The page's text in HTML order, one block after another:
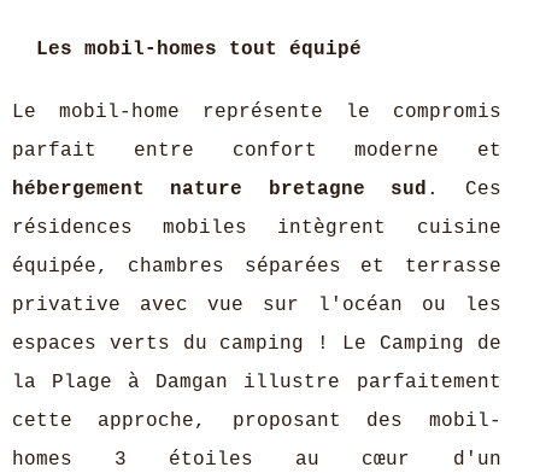
Les mobil-homes tout équipé
Le mobil-home représente le compromis
parfait entre confort moderne et
hébergement nature bretagne sud . Ces
résidences mobiles intègrent cuisine
équipée, chambres séparées et terrasse
privative avec vue sur l'océan ou les
espaces verts du camping ! Le Camping de
la Plage à Damgan illustre parfaitement
cette approche, proposant des mobil-
homes 3 étoiles au cœur d'un